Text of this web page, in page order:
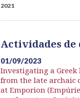
2021
Actividades
01/09/2023
Investigating a Greek
from the late archaic
at Emporion